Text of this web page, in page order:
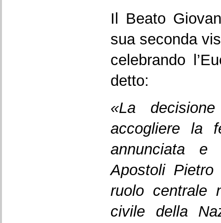
Il Beato
sua seconda
celebrando
detto:
«La
accogliere la
annunciata e
Apostoli
ruolo centrale
civile della